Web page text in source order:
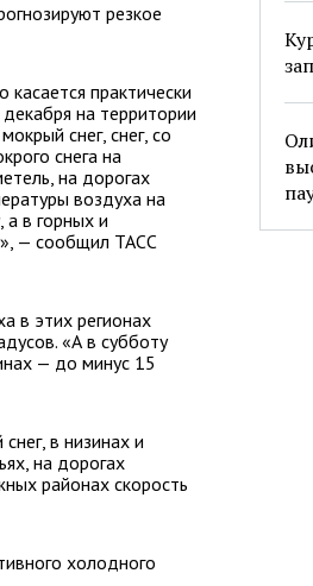
резкое
практически
на территории
снег, снег, со
снега на
на дорогах
воздуха на
а в горных и
— сообщил ТАСС
в этих регионах
«А в субботу
— до минус 15
в низинах и
на дорогах
районах скорость
холодного